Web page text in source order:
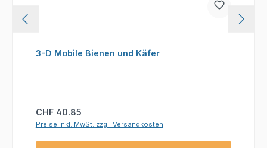
3-D Mobile Bienen und Käfer
Regulärer Preis:
CHF 40.85
Preise inkl. MwSt. zzgl. Versandkosten